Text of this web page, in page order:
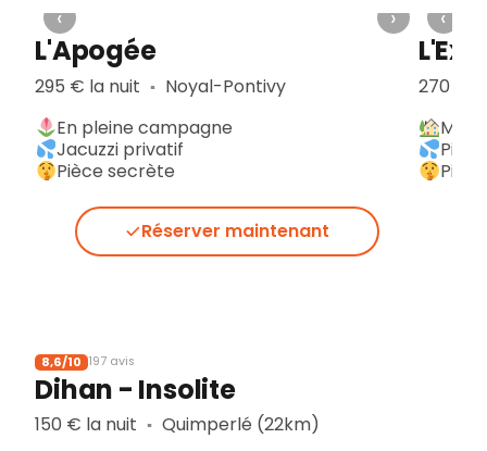
‹ ›
L'Apogée
295 € la nuit ▪︎ Noyal-Pontivy
En pleine campagne
Jacuzzi privatif
Pièce secrète
Réserver maintenant
‹
270 €
8,6/10 197 avis
Dihan - Insolite
150 € la nuit ▪︎ Quimperlé (22km)